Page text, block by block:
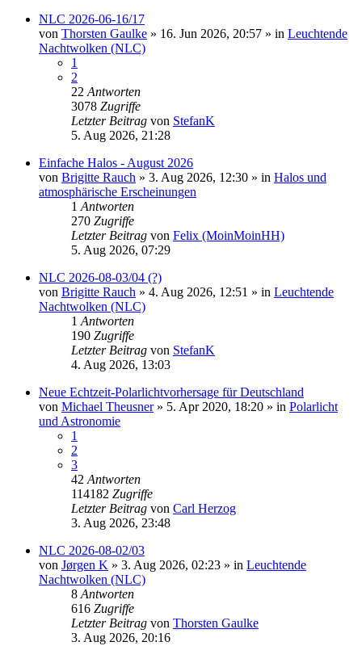
NLC 2026-06-16/17
von Thorsten Gaulke » 16. Jun 2026, 20:57 » in Leuchtende
Nachtwolken (NLC)
1
2
22 Antworten
3078 Zugriffe
Letzter Beitrag von StefanK
5. Aug 2026, 21:28
Einfache Halos - August 2026
von Brigitte Rauch » 3. Aug 2026, 12:30 » in Halos und
atmosphärische Erscheinungen
1 Antworten
270 Zugriffe
Letzter Beitrag von Felix (MoinMoinHH)
5. Aug 2026, 07:29
NLC 2026-08-03/04 (?)
von Brigitte Rauch » 4. Aug 2026, 12:51 » in Leuchtende
Nachtwolken (NLC)
1 Antworten
190 Zugriffe
Letzter Beitrag von StefanK
4. Aug 2026, 13:03
Neue Echtzeit-Polarlichtvorhersage für Deutschland
von Michael Theusner» 5. Apr 2020, 18:20 » in Polarlicht
und Astronomie
1
2
3
42 Antworten
114182 Zugriffe
Letzter Beitrag von Carl Herzog
3. Aug 2026, 23:48
NLC 2026-08-02/03
von Jørgen K » 3. Aug 2026, 02:23 » in Leuchtende
Nachtwolken (NLC)
8 Antworten
616 Zugriffe
Letzter Beitrag von Thorsten Gaulke
3. Aug 2026, 20:16